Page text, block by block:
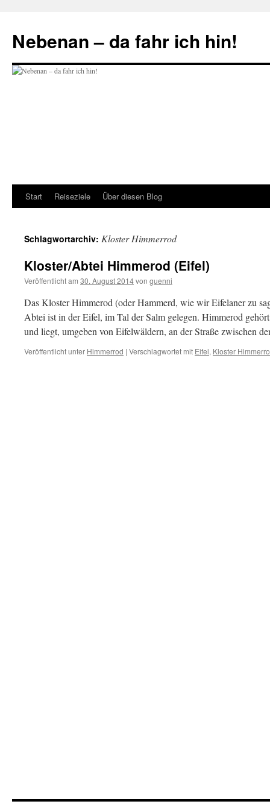
springen
Nebenan – da fahr ich hin!
Start Reiseziele Über diesen Blog
Schlagwortarchiv: Kloster Himmerrod
Kloster/Abtei Himmerod (Eifel)
Veröffentlicht am 30. August 2014von guenni
Das Kloster Himmerod (oder Hammerd, wie wir Eifelaner zu
Abtei ist in der Eifel, im Tal der Salm gelegen. Himmerod
und liegt, umgeben von Eifelwäldern, an der Straße zwischen
Veröffentlicht unter Himmerrod | Verschlagwortet mit Eifel, Kloster